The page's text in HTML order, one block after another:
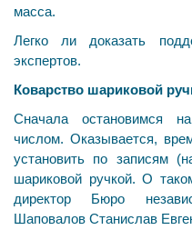
масса.
Легко ли доказать
экспертов.
Коварство шариковой
Сначала остановимся
числом. Оказывается,
установить по записям
шариковой ручкой. О
директор Бюро
Шаповалов Станислав